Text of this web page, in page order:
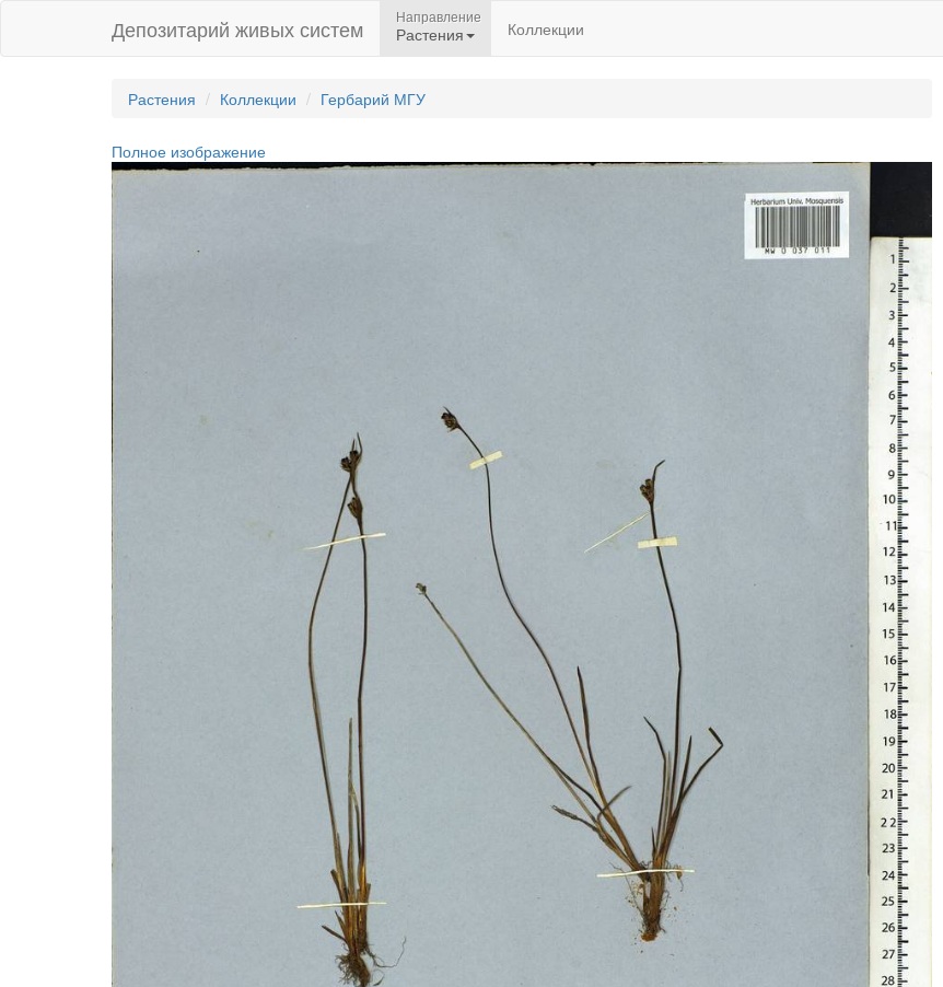
Депозитарий живых систем Направление
Растения Коллекции
Растения Коллекции Гербарий МГУ
Полное изображение